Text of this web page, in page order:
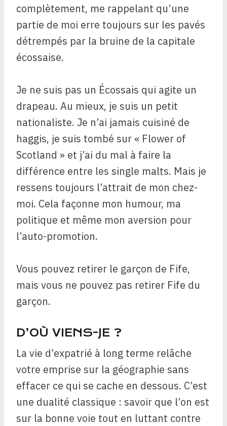
complètement, me rappelant qu’une
partie de moi erre toujours sur les pavés
détrempés par la bruine de la capitale
écossaise.
Je ne suis pas un Écossais qui agite un
drapeau. Au mieux, je suis un petit
nationaliste. Je n’ai jamais cuisiné de
haggis, je suis tombé sur « Flower of
Scotland » et j’ai du mal à faire la
différence entre les single malts. Mais je
ressens toujours l’attrait de mon chez-
moi. Cela façonne mon humour, ma
politique et même mon aversion pour
l’auto-promotion.
Vous pouvez retirer le garçon de Fife,
mais vous ne pouvez pas retirer Fife du
garçon.
D’OÙ VIENS-JE ?
La vie d’expatrié à long terme relâche
votre emprise sur la géographie sans
effacer ce qui se cache en dessous. C’est
une dualité classique : savoir que l’on est
sur la bonne voie tout en luttant contre